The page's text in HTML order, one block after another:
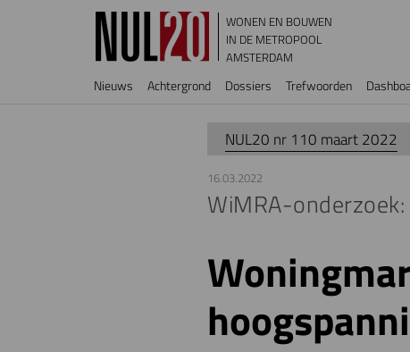
Overslaan en naar de inhoud gaan
WONEN EN BOUWEN
IN DE METROPOOL
AMSTERDAM
Hoofdnavigatie
Nieuws Achtergrond Dossiers Trefwoorden
NUL20 nr 110 maart 2022
16.03.2022
WiMRA-